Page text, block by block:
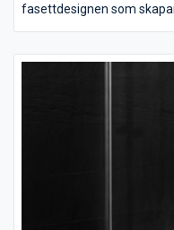
fasettdesignen som